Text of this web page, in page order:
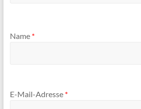
Name *
E-Mail-Adresse *